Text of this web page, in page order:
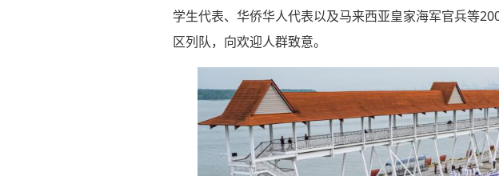
学生代表、华侨华人代表以及马来西亚皇家海军官兵等
区列队，向欢迎人群致意。